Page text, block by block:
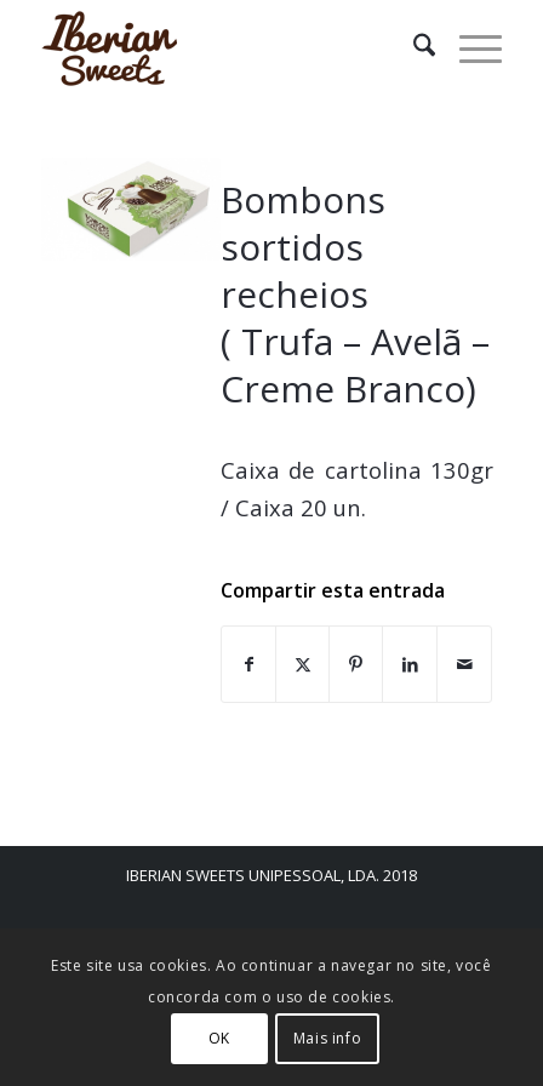
Bombons
sortidos
recheios
( Trufa – Avelã –
Creme Branco)
Caixa de cartolina 130gr
/ Caixa 20 un.
Compartir esta entrada
IBERIAN SWEETS UNIPESSOAL, LDA. 2018
Este site usa cookies. Ao continuar a navegar no site, você
concorda com o uso de cookies.
OK Mais info